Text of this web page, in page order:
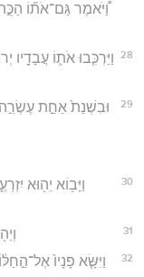
וַ֠יֹּאמֶר גַּם־אֹת֞וֹ
28
וַיַּרְכִּ֧בוּ אֹת֛וֹ עֲבָדָ֖יו
29 וּבִשְׁנַת֙ אַחַ֣ת עֶשְׂרֵ֣ה
30
וַיָּב֥וֹא יֵה֖וּא
31
32
וַיִּשָּׂ֤א פָנָיו֙